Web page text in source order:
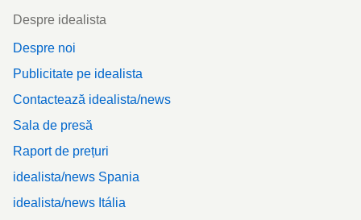
Footer
Despre idealista
Despre noi
Publicitate pe idealista
Contactează idealista/news
Sala de presă
Raport de prețuri
idealista/news Spania
idealista/news Itália